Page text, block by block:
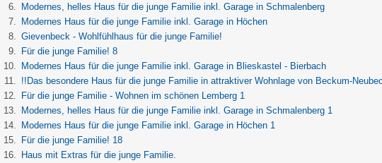
Modernes, helles Haus für die junge Familie inkl. Garage in Schmalenberg
Modernes Haus für die junge Familie inkl. Garage in Höchen
Gievenbeck - Wohlfühlhaus für die junge Familie!
Für die junge Familie! 8
Modernes Haus für die junge Familie inkl. Garage in Blieskastel - Bierbach
!!Das besondere Haus für die junge Familie in attraktiver Wohnlage von Beckum-
Für die junge Familie - Wohnen im schönen Lemberg 1
Modernes, helles Haus für die junge Familie inkl. Garage in Schmalenberg 1
Modernes Haus für die junge Familie inkl. Garage in Höchen 1
Für die junge Familie! 18
Haus mit Extras für die junge Familie.